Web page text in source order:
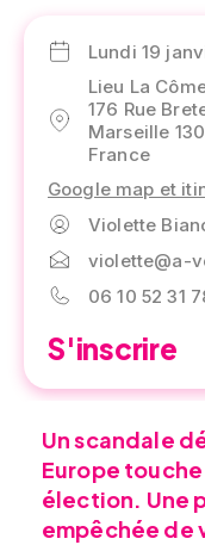
Lundi 19
Lieu La
176 Rue
Marseille
France
Google map et
Violette
violette@a-
06 10 52 31
S'inscrire
Un scandale
Europe
élection. Une
empêchée de